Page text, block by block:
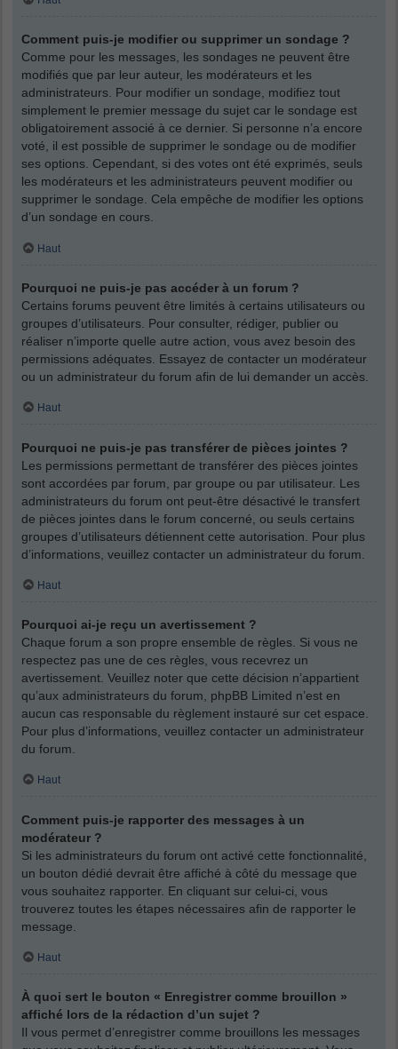
Comment puis-je modifier ou supprimer un sondage ?
Comme pour les messages, les sondages ne peuvent être
modifiés que par leur auteur, les modérateurs et les
administrateurs. Pour modifier un sondage, modifiez tout
simplement le premier message du sujet car le sondage est
obligatoirement associé à ce dernier. Si personne n’a encore
voté, il est possible de supprimer le sondage ou de modifier
ses options. Cependant, si des votes ont été exprimés, seuls
les modérateurs et les administrateurs peuvent modifier ou
supprimer le sondage. Cela empêche de modifier les options
d’un sondage en cours.
Haut
Pourquoi ne puis-je pas accéder à un forum ?
Certains forums peuvent être limités à certains utilisateurs ou
groupes d’utilisateurs. Pour consulter, rédiger, publier ou
réaliser n’importe quelle autre action, vous avez besoin des
permissions adéquates. Essayez de contacter un modérateur
ou un administrateur du forum afin de lui demander un accès.
Haut
Pourquoi ne puis-je pas transférer de pièces jointes ?
Les permissions permettant de transférer des pièces jointes
sont accordées par forum, par groupe ou par utilisateur. Les
administrateurs du forum ont peut-être désactivé le transfert
de pièces jointes dans le forum concerné, ou seuls certains
groupes d’utilisateurs détiennent cette autorisation. Pour plus
d’informations, veuillez contacter un administrateur du forum.
Haut
Pourquoi ai-je reçu un avertissement ?
Chaque forum a son propre ensemble de règles. Si vous ne
respectez pas une de ces règles, vous recevrez un
avertissement. Veuillez noter que cette décision n’appartient
qu’aux administrateurs du forum, phpBB Limited n’est en
aucun cas responsable du règlement instauré sur cet espace.
Pour plus d’informations, veuillez contacter un administrateur
du forum.
Haut
Comment puis-je rapporter des messages à un
modérateur ?
Si les administrateurs du forum ont activé cette fonctionnalité,
un bouton dédié devrait être affiché à côté du message que
vous souhaitez rapporter. En cliquant sur celui-ci, vous
trouverez toutes les étapes nécessaires afin de rapporter le
message.
Haut
À quoi sert le bouton « Enregistrer comme brouillon »
affiché lors de la rédaction d’un sujet ?
Il vous permet d’enregistrer comme brouillons les messages